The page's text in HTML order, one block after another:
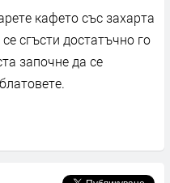
кафето със захарта
сгъсти достатъчно го
започне да се